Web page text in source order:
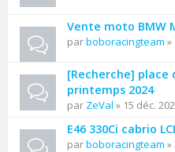
Vente moto BMW
parboboracingteam »
[Recherche]
printemps 2024
par ZeVal » 15 déc.
E46 330Ci cabrio LCI
parboboracingteam »